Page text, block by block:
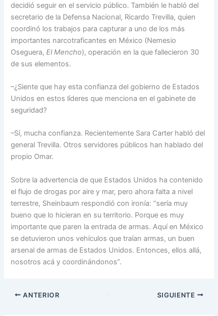
decidió seguir en el servicio público. También le habló del
secretario de la Defensa Nacional, Ricardo Trevilla, quien
coordinó los trabajos para capturar a uno de los más
importantes narcotraficantes en México (Nemesio
Oseguera,El Mencho), operación en la que fallecieron 30
de sus elementos.
–¿Siente que hay esta confianza del gobierno de Estados
Unidos en estos líderes que menciona en el gabinete de
seguridad?
–Sí, mucha confianza. Recientemente Sara Carter habló del
general Trevilla. Otros servidores públicos han hablado del
propio Omar.
Sobre la advertencia de que Estados Unidos ha contenido
el flujo de drogas por aire y mar, pero ahora falta a nivel
terrestre, Sheinbaum respondió con ironía: “sería muy
bueno que lo hicieran en su territorio. Porque es muy
importante que paren la entrada de armas. Aquí en México
se detuvieron unos vehículos que traían armas, un buen
arsenal de armas de Estados Unidos. Entonces, ellos allá,
nosotros acá y coordinándonos”.
ANTERIOR SIGUIENTE